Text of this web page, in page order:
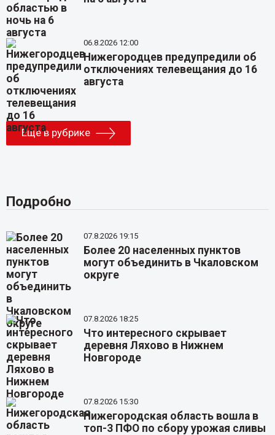
06.8.2026 12:00
Нижегородцев предупредили об
отключениях телевещания до 16
августа
Еще в рубрике
Подробно
07.8.2026 19:15
Более 20 населенных пунктов
могут объединить в Чкаловском
округе
07.8.2026 18:25
Что интересного скрывает
деревня Ляхово в Нижнем
Новгороде
07.8.2026 15:30
Нижегородская область вошла в
топ-3 ПФО по сбору урожая сливы